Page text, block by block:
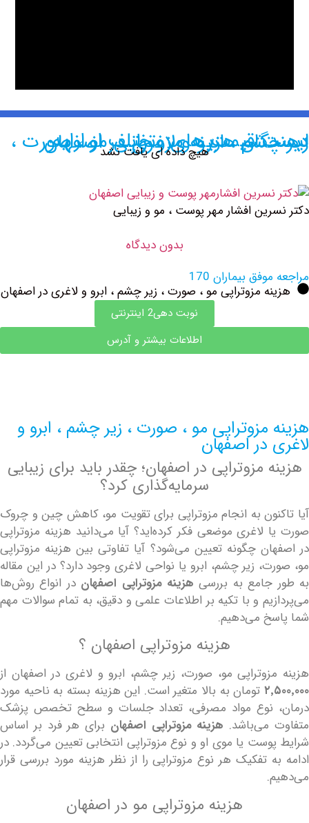
از ارایه دهندگان هزینه مزوتراپی مو ، صورت ، زیر چشم ، ابرو و لاغری در اصفهان
هیچ داده ای یافت نشد
افشار مهر پوست ، مو و زیبایی
بدون دیدگاه
بیماران 170
مزوتراپی مو ، صورت ، زیر چشم ، ابرو و لاغری در اصفهان
نوبت دهی2 اینترنتی
اطلاعات بیشتر و آدرس
مزوتراپی مو ، صورت ، زیر چشم ، ابرو و
در اصفهان
مزوتراپی در اصفهان؛ چقدر باید برای زیبایی
سرمایه‌گذاری کرد؟
به انجام مزوتراپی برای تقویت مو، کاهش چین و چروک
لاغری موضعی فکر کرده‌اید؟ آیا می‌دانید هزینه مزوتراپی
چگونه تعیین می‌شود؟ آیا تفاوتی بین هزینه مزوتراپی
زیر چشم، ابرو یا نواحی لاغری وجود دارد؟ در این مقاله
به بررسی هزینه مزوتراپی اصفهاندر انواع روش‌ها
و با تکیه بر اطلاعات علمی و دقیق، به تمام سوالات مهم
می‌دهیم.
هزینه مزوتراپی اصفهان ؟
مو، صورت، زیر چشم، ابرو و لاغری در اصفهان از
تومان به بالا متغیر است. این هزینه بسته به ناحیه مورد
نوع مواد مصرفی، تعداد جلسات و سطح تخصص پزشک
می‌باشد.هزینه مزوتراپی اصفهانبرای هر فرد بر اساس
یا موی او و نوع مزوتراپی انتخابی تعیین می‌گردد. در
تفکیک هر نوع مزوتراپی را از نظر هزینه مورد بررسی قرار
هزینه مزوتراپی مو در اصفهان